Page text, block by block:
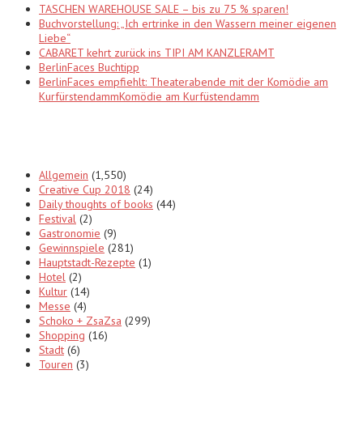
TASCHEN WAREHOUSE SALE – bis zu 75 % sparen!
Buchvorstellung: „Ich ertrinke in den Wassern meiner eigenen
Liebe“
CABARET kehrt zurück ins TIPI AM KANZLERAMT
BerlinFaces Buchtipp
BerlinFaces empfiehlt: Theaterabende mit der Komödie am
KurfürstendammKomödie am Kurfüstendamm
Allgemein (1,550)
Creative Cup 2018 (24)
Daily thoughts of books (44)
Festival (2)
Gastronomie (9)
Gewinnspiele (281)
Hauptstadt-Rezepte (1)
Hotel (2)
Kultur (14)
Messe (4)
Schoko + ZsaZsa (299)
Shopping (16)
Stadt (6)
Touren (3)